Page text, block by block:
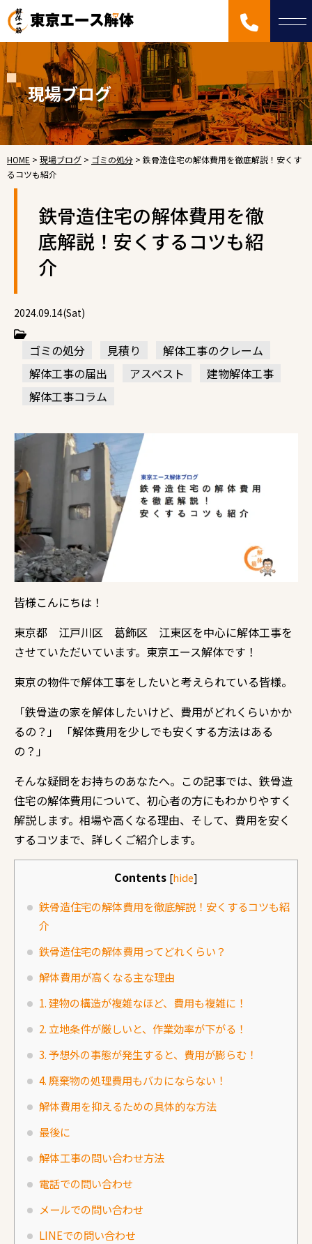
現場ブログ
HOME > 現場ブログ > ゴミの処分 > 鉄骨造住宅の解体費用を徹底解説！安くす
るコツも紹介
鉄骨造住宅の解体費用を徹
底解説！安くするコツも紹
介
2024.09.14(Sat)
ゴミの処分 見積り
解体工事のクレーム
解体工事の届出
アスベスト
建物解体工事
解体工事コラム
皆様こんにちは！
東京都 江戸川区 葛飾区 江東区を中心に解体工事を
させていただいています。東京エース解体です！
東京の物件で解体工事をしたいと考えられている皆様。
「鉄骨造の家を解体したいけど、 費用がどれくらいかか
るの？」 「解体費用を少しでも安くする方法はある
の？」
そんな疑問をお持ちのあなたへ。 この記事では、 鉄骨造
住宅の解体費用について、 初心者の方にもわかりやすく
解説します。 相場や高くなる理由、 そして、 費用を安く
するコツまで、 詳しくご紹介します。
Contents [hide]
鉄骨造住宅の解体費用を徹底解説！安くするコツも紹
介
鉄骨造住宅の解体費用ってどれくらい？
解体費用が高くなる主な理由
1. 建物の構造が複雑なほど、費用も複雑に！
2. 立地条件が厳しいと、作業効率が下がる！
3. 予想外の事態が発生すると、費用が膨らむ！
4. 廃棄物の処理費用もバカにならない！
解体費用を抑えるための具体的な方法
最後に
解体工事の問い合わせ方法
電話での問い合わせ
メールでの問い合わせ
LINEでの問い合わせ